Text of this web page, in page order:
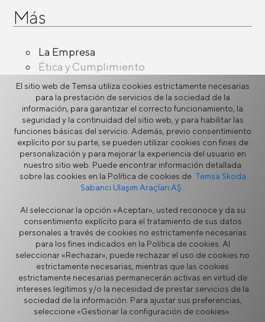
Más
La Empresa
Ética y Cumplimiento
Programa de Cumplimiento de TEMSA
Políticas de Ética y Cumplimiento
Línea Ética de TEMSA
Sostenibilidad
Recursos Humanos
Certificados de Calidad
Alianzas Estratégicas
Seguridad de la Información
Aviso Legal
Privacidad
Política de Cookies
Portal de proveedores
Línea directa de ética
Formulario de contacto
El sitio web de Temsa utiliza cookies estrictamente necesarias
para la prestación de servicios de la sociedad de la
información, para garantizar el correcto funcionamiento, la
seguridad y la continuidad del sitio web, y para habilitar las
funciones básicas del servicio. Además, previo consentimiento
explícito por su parte, se pueden utilizar cookies con fines de
personalización y para mejorar la experiencia del usuario en
nuestro sitio web. Puede encontrar información detallada
sobre las cookies en la Política de cookies de Temsa Skoda
Sabancı Ulaşım Araçları AŞ.
Al seleccionar la opción «Aceptar», usted reconoce y da su
consentimiento explícito para el tratamiento de sus datos
personales a través de cookies no estrictamente necesarias
para los fines indicados en la Política de cookies. Al
seleccionar «Rechazar», puede rechazar el uso de cookies no
estrictamente necesarias, mientras que las cookies
estrictamente necesarias permanecerán activas en virtud de
intereses legítimos y/o la necesidad de prestar servicios de la
sociedad de la información. Para ajustar sus preferencias,
seleccione «Gestionar la configuración de cookies».